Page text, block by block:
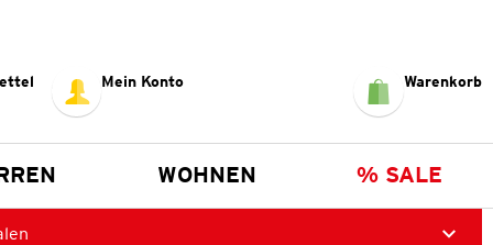
Mein Konto Warenkorb
WOHNEN % SALE